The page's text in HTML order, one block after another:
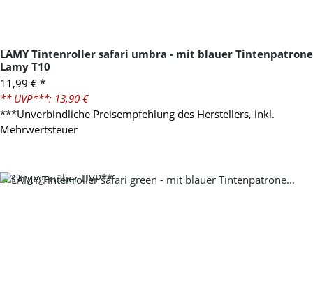
LAMY Tintenroller safari umbra - mit blauer Tintenpatrone
Lamy T10
11,99 € *
** UVP***: 13,90 €
***Unverbindliche Preisempfehlung des Herstellers, inkl.
Mehrwertsteuer
-13%gegenüber UVP**